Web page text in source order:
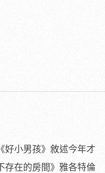
好小男孩》敘述今年才
存在的房間》雅各特倫